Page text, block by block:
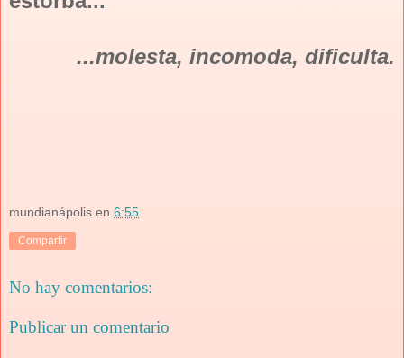
...molesta, incomoda, dificulta.
mundianápolis en 6:55
Compartir
No hay comentarios:
Publicar un comentario